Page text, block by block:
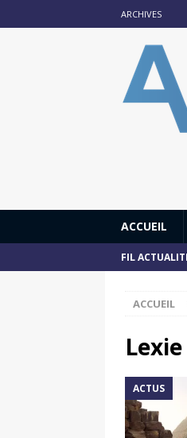
ARCHIVES
ACCUEIL
FIL
ACCUEIL
ACTUS